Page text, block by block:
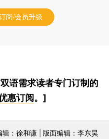
阅/会员升级
语需求读者专门订制的
惠订阅。]
辑：徐和谦 | 版面编辑：李东昊